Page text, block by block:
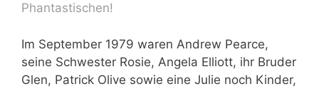
Phantastischen!
Im September 1979 waren Andrew Pearce,
seine Schwester Rosie, Angela Elliott, ihr Bruder
Glen, Patrick Olive sowie eine Julie noch Kinder,